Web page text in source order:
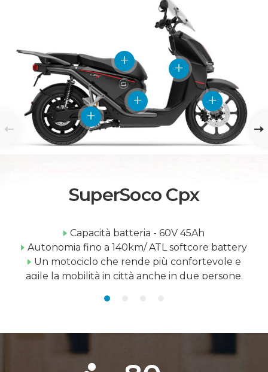
SuperSoco Cpx
Capacità batteria - 60V 45Ah
Autonomia fino a 140km/ ATL softcore battery
Un motociclo che rende più confortevole e
agile la mobilità in città anche in due persone.